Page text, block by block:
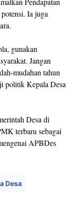
Ia juga
gunakan
Jangan
mudahan tahun
politik Kepala Desa
Desa di
terbaru sebagai
APBDes
Desa